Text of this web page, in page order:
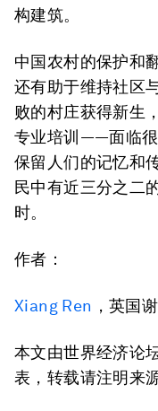
构建筑。
中国农村的保护和
还有助于维持社区
败的村庄获得新生
专业培训——面临很
保留人们的记忆和
民中有近三分之二
时。
作者：
Xiang Ren ，英国
本文由世界经济论
表，转载请注明来